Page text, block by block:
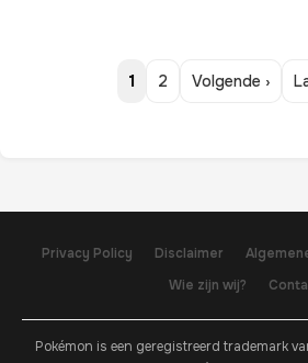
1 2 Volgende ›
Privacy Policy Disclaimer
Wie zijn wij?
Pokémon is een geregistreerd trademark